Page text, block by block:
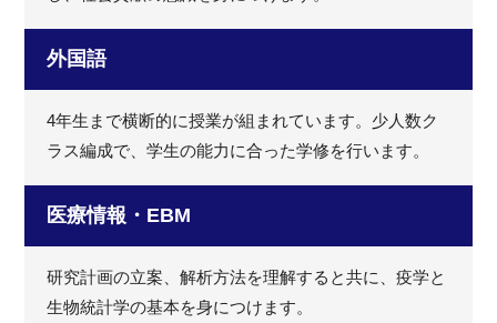
外国語
4年生まで横断的に授業が組まれています。少人数ク
ラス編成で、学生の能力に合った学修を行います。
医療情報・EBM
研究計画の立案、解析方法を理解すると共に、疫学と
生物統計学の基本を身につけます。